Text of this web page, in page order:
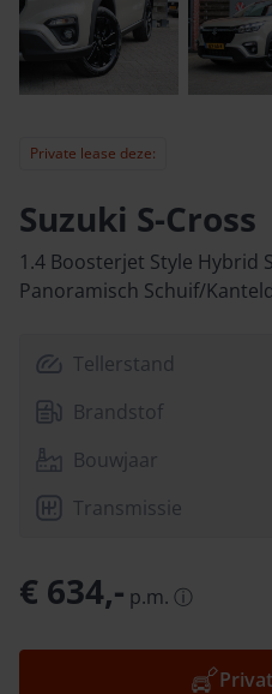
Private lease deze:
Suzuki S-Cross
1.4 Boosterjet Style Hybrid
Panoramisch Schuif/
Tellerstand
Brandstof
Bouwjaar
Transmissie
€ 634,- p.m. ⓘ